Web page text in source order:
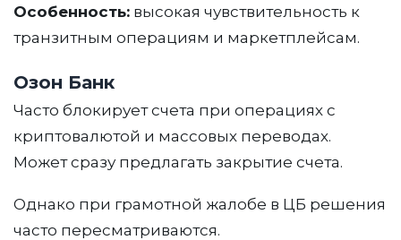
Особенность: высокая чувствительность к
транзитным операциям и маркетплейсам.
Озон Банк
Часто блокирует счета при операциях с
криптовалютой и массовых переводах.
Может сразу предлагать закрытие счета.
Однако при грамотной жалобе в ЦБ решения
часто пересматриваются.
Работаем на результат